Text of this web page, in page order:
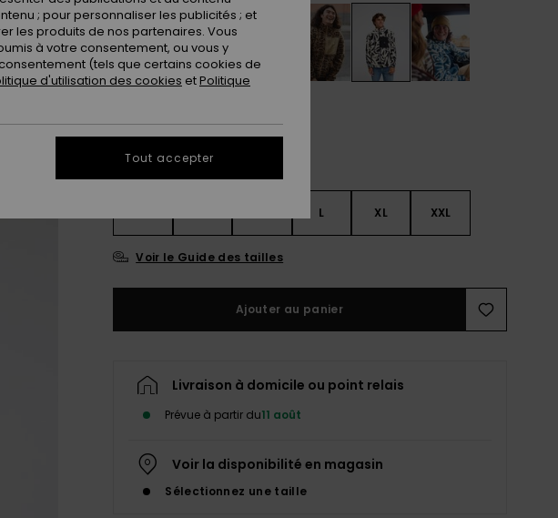
L XL XXL
Voir le Guide des tailles
Ajouter au panier
Livraison à domicile ou point relais
Prévue à partir du11 août
Voir la disponibilité en magasin
Sélectionnez une taille
; pour personnaliser les publicités ; et
les produits de nos partenaires. Vous
à votre consentement, ou vous y
(tels que certains cookies de
d'utilisation des cookies etPolitique
Tout accepter